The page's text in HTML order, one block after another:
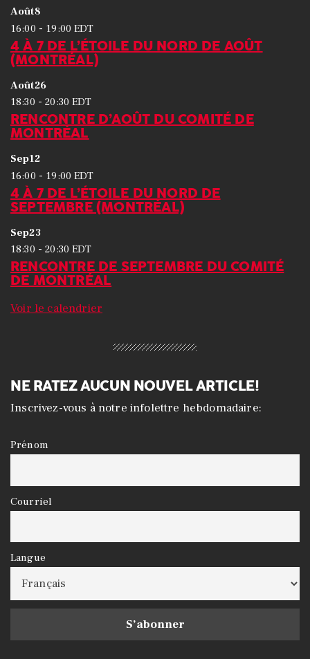
Août8
16:00 - 19:00 EDT
4 À 7 DE L’ÉTOILE DU NORD DE AOÛT
(MONTRÉAL)
Août26
18:30 -20:30 EDT
RENCONTRE D’AOÛT DU COMITÉ DE
MONTRÉAL
Sep12
16:00 - 19:00 EDT
4 À 7 DE L’ÉTOILE DU NORD DE
SEPTEMBRE (MONTRÉAL)
Sep23
18:30 -20:30 EDT
RENCONTRE DE SEPTEMBRE DU COMITÉ
DE MONTRÉAL
Voir le calendrier
NE RATEZ AUCUN NOUVEL ARTICLE!
Inscrivez-vous à notre infolettre hebdomadaire:
Prénom
Courriel
Langue